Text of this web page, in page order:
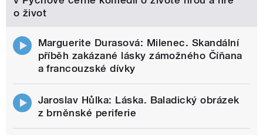
o život
Marguerite Durasová: Milenec. Skandální
příběh zakázané lásky zámožného Číňana
a francouzské dívky
Jaroslav Hůlka: Láska. Baladický obrázek
z brněnské periferie